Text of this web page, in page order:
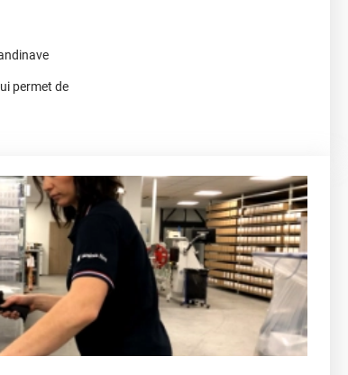
permet de